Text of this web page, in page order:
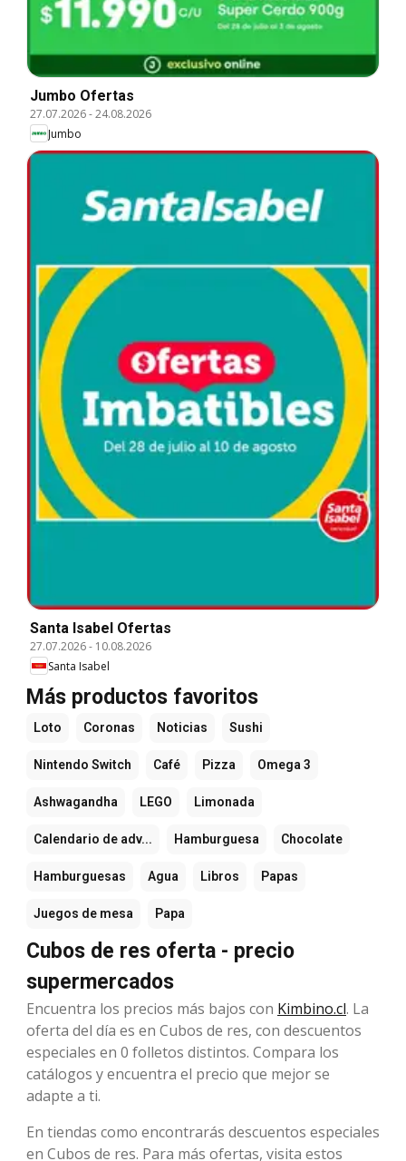
Jumbo Ofertas
27.07.2026-24.08.2026
Jumbo
Santa Isabel Ofertas
27.07.2026- 10.08.2026
Santa Isabel
Más productos favoritos
Loto Coronas Noticias Sushi
Nintendo Switch Café Pizza Omega 3
Ashwagandha LEGO Limonada
Calendario de adv... Hamburguesa Chocolate
Hamburguesas Agua Libros Papas
Juegos de mesa Papa
Cubos de res oferta - precio
supermercados
Encuentra los precios más bajos con Kimbino.cl. La
oferta del día es en Cubos de res, con descuentos
especiales en 0 folletos distintos. Compara los
catálogos y encuentra el precio que mejor se
adapte a ti.
En tiendas como encontrarás descuentos especiales
en Cubos de res. Para más ofertas, visita estos